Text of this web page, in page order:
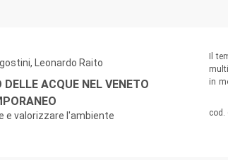
Leonardo Raito
DELLE ACQUE NEL VENETO
e valorizzare l'ambiente
Il
in
cod.